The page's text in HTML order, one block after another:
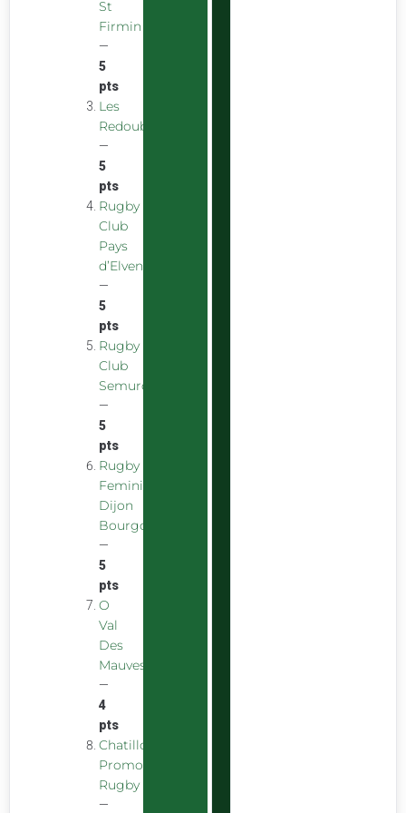
St
Firmin
—
5
pts
Les
Redoubstables
—
5
pts
Rugby
Club
Pays
d’Elven
—
5
pts
Rugby
Club
Semurois
—
5
pts
Rugby
Feminin
Dijon
Bourgogne
—
5
pts
O
Val
Des
Mauves
—
4
pts
Chatillon
Promotion
Rugby
—